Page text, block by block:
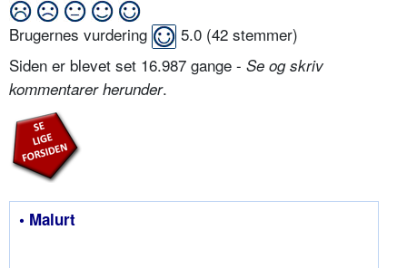
Brugernes vurdering 5.0 (42 stemmer)
Siden er blevet set 16.987 gange - Se og skriv
kommentarer herunder.
• Malurt